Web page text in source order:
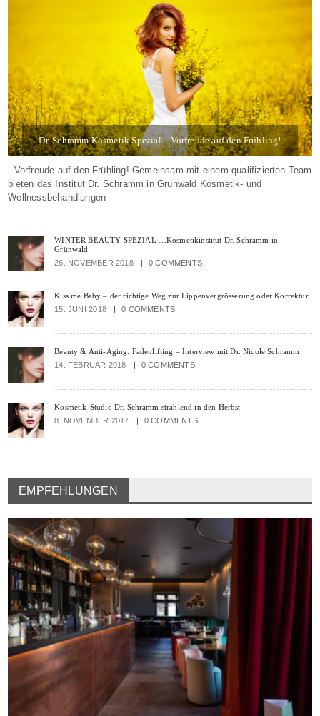
Dr. Schramm Kosmetik Spezial – Vorfreude auf den Frühling!
5. MÄRZ 2019 BY BRITT 0 COMMENTS
Vorfreude auf den Frühling! Gemeinsam mit einem qualifizierten Team
bieten das Institut Dr. Schramm in Grünwald Kosmetik- und
Wellnessbehandlungen
WINTER BEAUTY SPEZIAL …Kosmetikinstitut Dr. Schramm in
Grünwald
26. NOVEMBER 2018
0 COMMENTS
Kiss me Baby – der richtige Weg zur Lippenvergrösserung oder Korrektur
15. JUNI 2018
0 COMMENTS
Beauty & Anti-Aging: Fadenlifting – Interview mit Dr. Nicole Schramm
14. FEBRUAR 2018
0 COMMENTS
Kosmetik-Studio Dr. Schramm strahlend in den Herbst
8. NOVEMBER 2017
0 COMMENTS
EMPFEHLUNGEN